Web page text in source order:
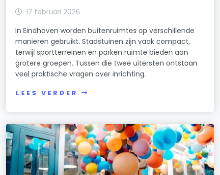
17 februari 2026
In Eindhoven worden buitenruimtes op verschillende
manieren gebruikt. Stadstuinen zijn vaak compact,
terwijl sportterreinen en parken ruimte bieden aan
grotere groepen. Tussen die twee uitersten ontstaan
veel praktische vragen over inrichting.
LEES VERDER